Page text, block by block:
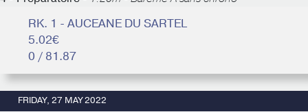
RK. 1 - AUCEANE DU SARTEL
5.02€
0 / 81.87
FRIDAY, 27 MAY 2022